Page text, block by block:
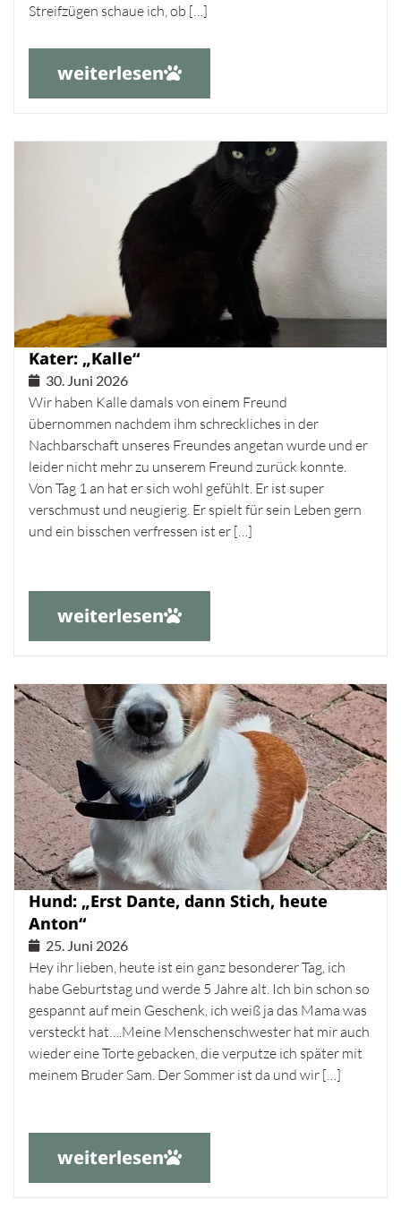
Streifzügen schaue ich, ob […]
weiterlesen
Kater: „Kalle“
30. Juni 2026
Wir haben Kalle damals von einem Freund
übernommen nachdem ihm schreckliches in der
Nachbarschaft unseres Freundes angetan wurde und er
leider nicht mehr zu unserem Freund zurück konnte.
Von Tag 1 an hat er sich wohl gefühlt. Er ist super
verschmust und neugierig. Er spielt für sein Leben gern
und ein bisschen verfressen ist er […]
weiterlesen
Hund: „Erst Dante, dann Stich, heute
Anton“
25. Juni 2026
Hey ihr lieben, heute ist ein ganz besonderer Tag, ich
habe Geburtstag und werde 5 Jahre alt. Ich bin schon so
gespannt auf mein Geschenk, ich weiß ja das Mama was
versteckt hat….Meine Menschenschwester hat mir auch
wieder eine Torte gebacken, die verputze ich später mit
meinem Bruder Sam. Der Sommer ist da und wir […]
weiterlesen